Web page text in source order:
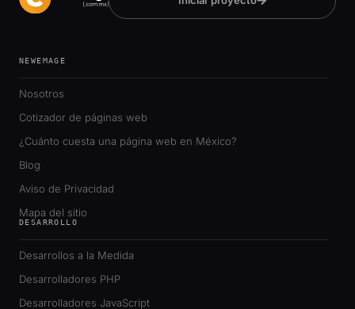
NEWEMAGE
Nosotros
Cotizador de páginas web
¿Cuánto cuesta una página web en México?
Blog
Aviso de Privacidad
Mapa del sitio
DESARROLLO
Desarrollos a la Medida
Desarrolladores PHP
Desarrolladores JavaScript